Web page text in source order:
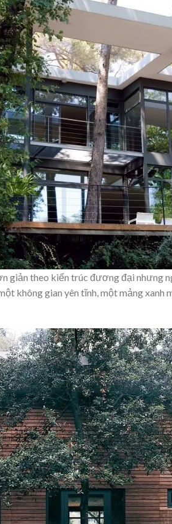
giản theo kiến trúc đương đại nhưng
không gian yên tĩnh, một mảng xanh